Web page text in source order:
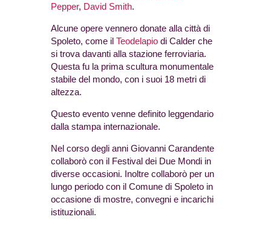
Pepper, David Smith.
Alcune opere vennero donate alla città di
Spoleto, come il Teodelapio di Calder che
si trova davanti alla stazione ferroviaria.
Questa fu la prima scultura monumentale
stabile del mondo, con i suoi 18 metri di
altezza.
Questo evento venne definito leggendario
dalla stampa internazionale.
Nel corso degli anni Giovanni Carandente
collaborò con il Festival dei Due Mondi in
diverse occasioni. Inoltre collaborò per un
lungo periodo con il Comune di Spoleto in
occasione di mostre, convegni e incarichi
istituzionali.